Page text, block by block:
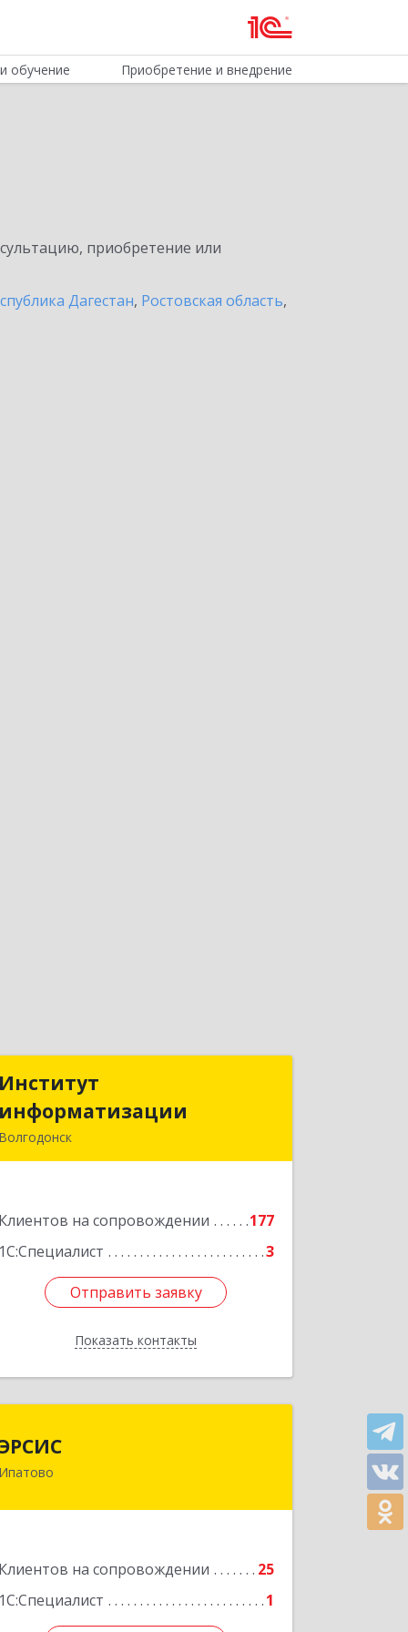
обучение Приобретение и внедрение
приобретение или
Дагестан, Ростовская область,
Институт
информатизации
Волгодонск
Клиентов на сопровождении
177
1С:Специалист
3
Отправить заявку
Показать контакты
информатизации
Подробнее
Отправить заявку
Назад
Ипатово
Клиентов на сопровождении
25
1С:Специалист
1
356630, Ставропольский край, М.О.
Подробнее